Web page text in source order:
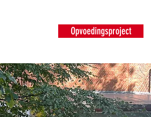
Opvoedingsproject